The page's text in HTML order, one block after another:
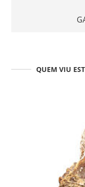
QUEM VIU